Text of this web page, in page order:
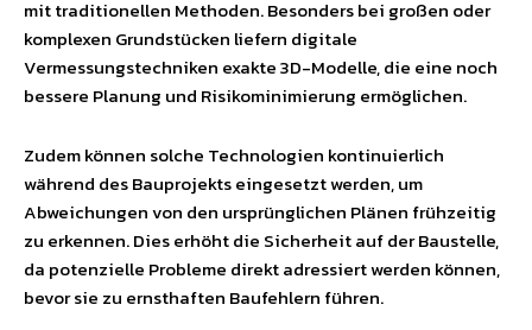
mit traditionellen Methoden. Besonders bei großen oder
komplexen Grundstücken liefern digitale
Vermessungstechniken exakte 3D-Modelle, die eine noch
bessere Planung und Risikominimierung ermöglichen.
Zudem können solche Technologien kontinuierlich
während des Bauprojekts eingesetzt werden, um
Abweichungen von den ursprünglichen Plänen frühzeitig
zu erkennen. Dies erhöht die Sicherheit auf der Baustelle,
da potenzielle Probleme direkt adressiert werden können,
bevor sie zu ernsthaften Baufehlern führen.